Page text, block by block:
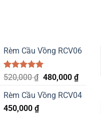
Rèm Cầu Vồng RCV06
Được xếp
5.00
5 sao
520,000₫ Original
was:
480,000 ₫
is:
Rèm Cầu Vồng RCV04
450,000 ₫